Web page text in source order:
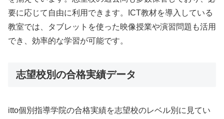
要に応じて自由に利用できます。ICT教材を導入している
教室では、タブレットを使った映像授業や演習問題も活用
でき、効率的な学習が可能です。
志望校別の合格実績データ
itto個別指導学院の合格実績を志望校のレベル別に見てい